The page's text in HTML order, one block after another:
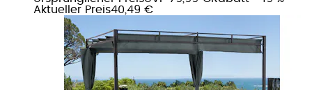
Aktueller Preis40,49 €